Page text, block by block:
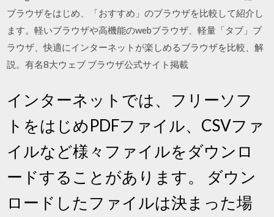
ブラウザをはじめ、「おすすめ」のブラウザを比較して紹介し
ます。軽いブラウザや高機能のwebブラウザ、軽量「タブ」ブ
ラウザ、快適にインターネットが楽しめるブラウザを比較、解
説。有名8大ウェブ ブラウザ公式サイト掲載
インターネットでは、フリーソフ
トをはじめPDFファイル、CSVファ
イルなど様々ファイルをダウンロ
ードすることがあります。 ダウン
ロードしたファイルは決まった場